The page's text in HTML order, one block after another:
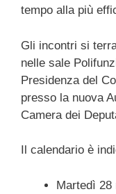
tempo alla più
Gli incontri si
nelle sale
Presidenza del
presso la nuova
Camera dei
Il calendario è
Martedì 28